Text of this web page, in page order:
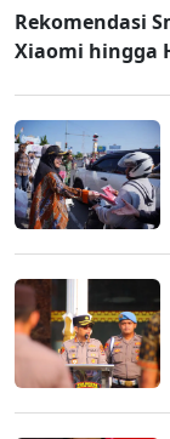
Rekomendasi
Xiaomi hingga